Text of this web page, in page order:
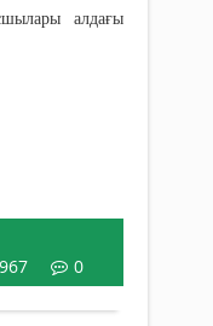
алдағы
967 0